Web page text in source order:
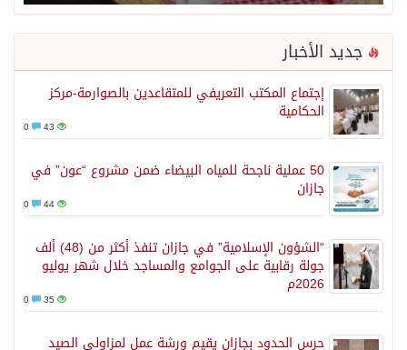
جديد الأخبار
إجتماع المكتب التعريفي للمتقاعدين بالصوارمة-مركز
الحكامية
43
50 عملية ناجحة للمياه البيضاء ضمن مشروع “عون” في
جازان
44
“الشؤون الإسلامية” في جازان تنفذ أكثر من (48) ألف
جولة رقابية على الجوامع والمساجد خلال شهر يوليو
2026م
35
حرس الحدود بجازان يقيم ورشة عمل لمزاولي الصيد